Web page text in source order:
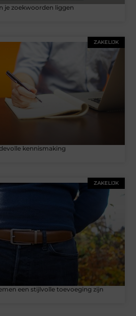
je zoekwoorden liggen
ZAKELIJK
kennismaking
ZAKELIJK
een stijlvolle toevoeging zijn